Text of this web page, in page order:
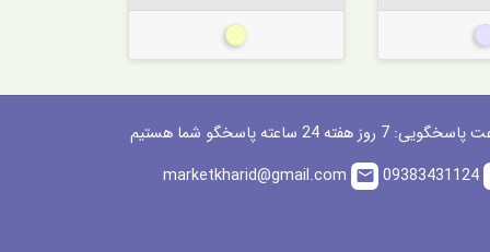
ای بژ
7 روز هفته 24 ساعته پاسخگو شما هستیم
09383431124
email